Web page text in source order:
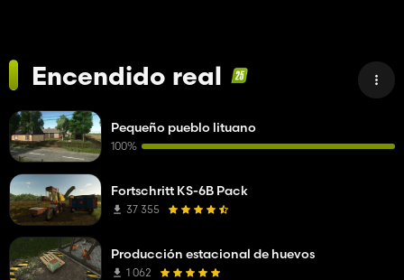
Encendido real
Pequeño pueblo lituano
100%
Fortschritt KS-6B Pack
37 355
Producción estacional de huevos
1 062